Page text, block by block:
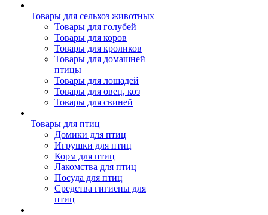
Товары для сельхоз животных
Товары для голубей
Товары для коров
Товары для кроликов
Товары для домашней
птицы
Товары для лошадей
Товары для овец, коз
Товары для свиней
Товары для птиц
Домики для птиц
Игрушки для птиц
Корм для птиц
Лакомства для птиц
Посуда для птиц
Средства гигиены для
птиц